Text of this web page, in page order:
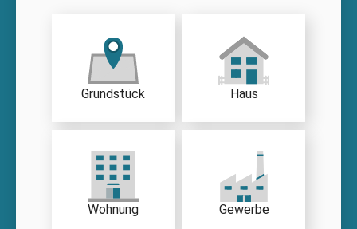
Grundstück Haus
Wohnung Gewerbe